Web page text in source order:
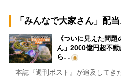
「みんなで大家さん」配
《ついに見えた問
ん」2000億円超不
ら…
本誌『週刊ポスト』が追及してき